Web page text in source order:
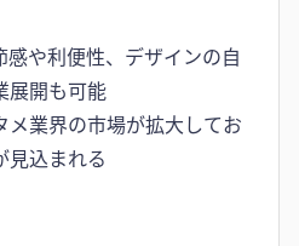
感や利便性、デザインの⾃
展開も可能
メ業界の市場が拡⼤してお
⾒込まれる